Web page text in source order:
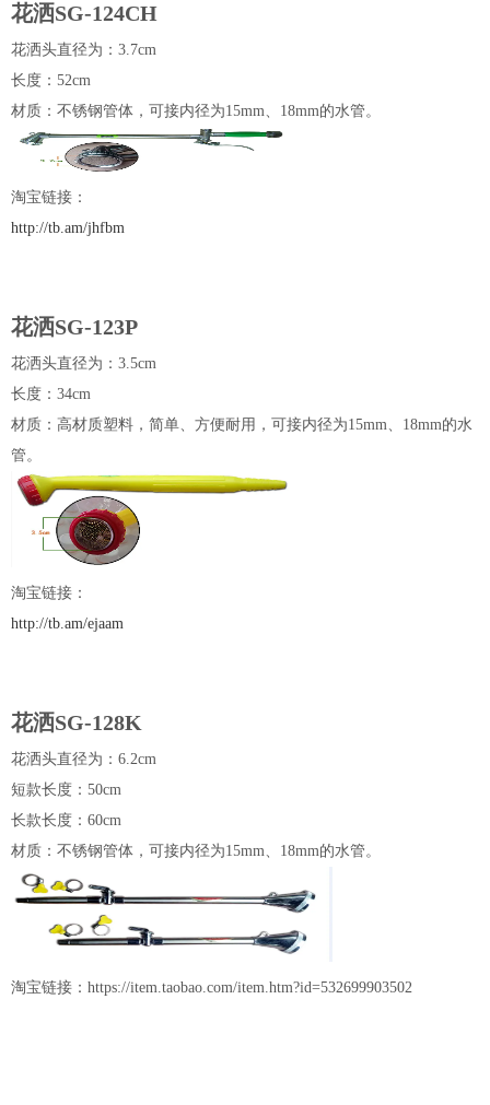
花洒SG-124CH
花洒头直径为：3.7cm
长度：52cm
材质：不锈钢管体，可接内径为15mm、18mm的水管。
淘宝链接：
http://tb.am/jhfbm
花洒SG-123P
花洒头直径为：3.5cm
长度：34cm
材质：高材质塑料，简单、方便耐用，可接内径为15mm、18mm的水
管。
淘宝链接：
http://tb.am/ejaam
花洒SG-128K
花洒头直径为：6.2cm
短款长度：50cm
长款长度：60cm
材质：不锈钢管体，可接内径为15mm、18mm的水管。
淘宝链接： https://item.taobao.com/item.htm?id=532699903502